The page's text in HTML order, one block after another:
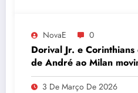
NovaE 0
Dorival Jr. e
de André ao Milan
São Jorge
3 De Março De 2026